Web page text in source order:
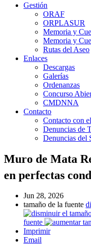
Gestión
ORAF
ORPLASUR
Memoria y
Memoria y
Rutas del Aseo
Enlaces
Descargas
Galerías
Ordenanzas
Concurso
CMDNNA
Contacto
Contacto con
Denuncias de
Denuncias del
Muro de Mata
en perfectas
Jun 28, 2026
tamaño de la fuente
fuente
Imprimir
Email